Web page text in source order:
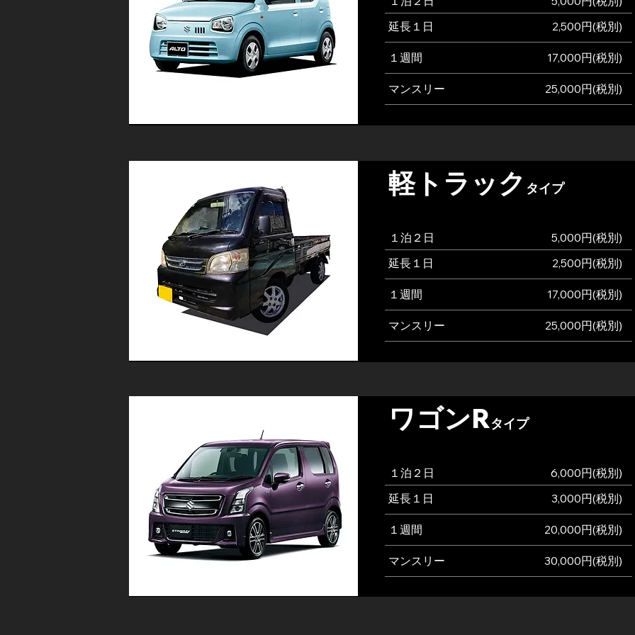
​延長１日
2,500円(税別)
​１週間 17,000円(税別)
マンスリー 25,000円(税別)
軽トラック タイプ
​１泊２日
5,000円(税別)
​延長１日
2,500円(税別)
​１週間 17,000円(税別)
マンスリー 25,000円(税別)
ワゴンRタイプ
​１泊２日 6,000円(税別)
​延長１日
3,000円(税別)
​１週間 20,000円(税別)
マンスリー 30,000円(税別)